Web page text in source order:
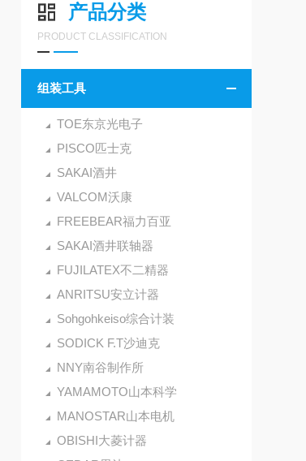
产品分类
PRODUCT CLASSIFICATION
组装工具
TOE东京光电子
PISCO匹士克
SAKAI酒井
VALCOM沃康
FREEBEAR福力百亚
SAKAI酒井联轴器
FUJILATEX不二精器
ANRITSU安立计器
Sohgohkeiso综合计装
SODICK F.T沙迪克
NNY南谷制作所
YAMAMOTO山本科学
MANOSTAR山本电机
OBISHI大菱计器